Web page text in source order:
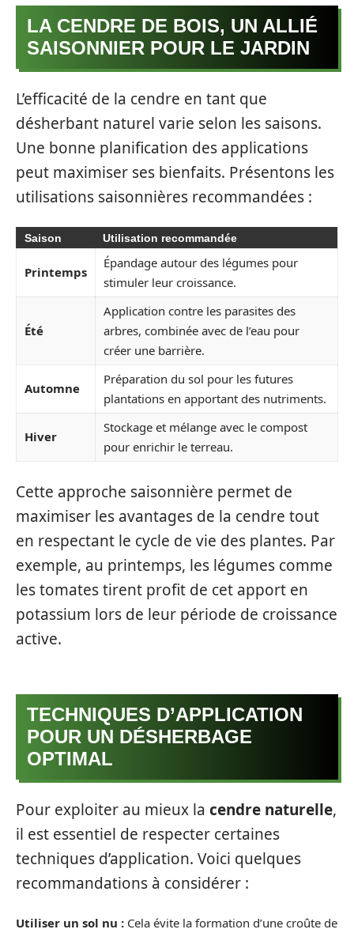
LA CENDRE DE BOIS, UN ALLIÉ
SAISONNIER POUR LE JARDIN
L’efficacité de la cendre en tant que
désherbant naturel varie selon les saisons.
Une bonne planification des applications
peut maximiser ses bienfaits. Présentons les
utilisations saisonnières recommandées :
Saison Utilisation recommandée
Printemps
Épandage autour des légumes pour
stimuler leur croissance.
Été
Application contre les parasites des
arbres, combinée avec de l’eau pour
créer une barrière.
Automne
Préparation du sol pour les futures
plantations en apportant des nutriments.
Hiver
Stockage et mélange avec le compost
pour enrichir le terreau.
Cette approche saisonnière permet de
maximiser les avantages de la cendre tout
en respectant le cycle de vie des plantes. Par
exemple, au printemps, les légumes comme
les tomates tirent profit de cet apport en
potassium lors de leur période de croissance
active.
TECHNIQUES D’APPLICATION
POUR UN DÉSHERBAGE
OPTIMAL
Pour exploiter au mieux la cendre naturelle,
il est essentiel de respecter certaines
techniques d’application. Voici quelques
recommandations à considérer :
Utiliser un sol nu : Cela évite la formation d’une croûte de